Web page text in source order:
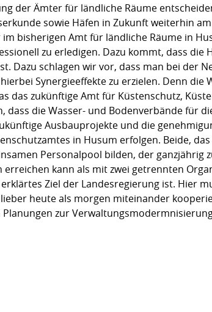
der Ämter für ländliche Räume
sowie Häfen in Zukunft weiterhin
bisherigen Amt für ländliche Räume in
zu erledigen. Dazu kommt, dass die
Dazu schlagen wir vor, dass man bei der
Synergieeffekte zu erzielen. Denn die
das zukünftige Amt für Küstenschutz,
dass die Wasser- und Bodenverbände für
Ausbauprojekte und die
in Husum erfolgen. Beide,
Personalpool bilden, der ganzjährig
kann als mit zwei getrennten
Ziel der Landesregierung ist. Hier
heute als morgen miteinander
zur